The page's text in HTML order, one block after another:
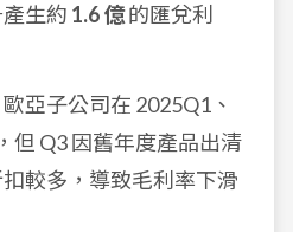
生約 1.6 億的匯兌利
歐亞子公司在 2025Q1、
但 Q3 因舊年度產品出清
較多，導致毛利率下滑